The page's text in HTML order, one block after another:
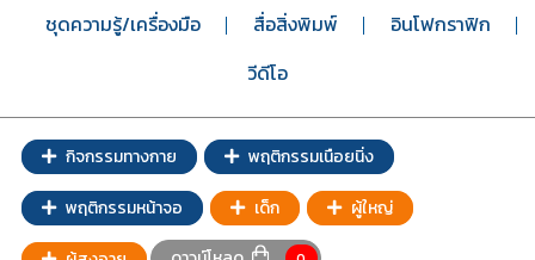
ชุดความรู้/เครื่องมือ
สื่อสิ่งพิมพ์
อินโฟกราฟิก
วีดีโอ
กิจกรรมทางกาย พฤติกรรมเนือยนิ่ง
พฤติกรรมหน้าจอ เด็ก ผู้ใหญ่